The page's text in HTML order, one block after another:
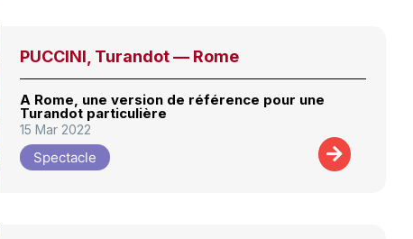
PUCCINI, Turandot — Rome
A Rome, une version de référence pour une
Turandot particulière
15 Mar 2022
Spectacle